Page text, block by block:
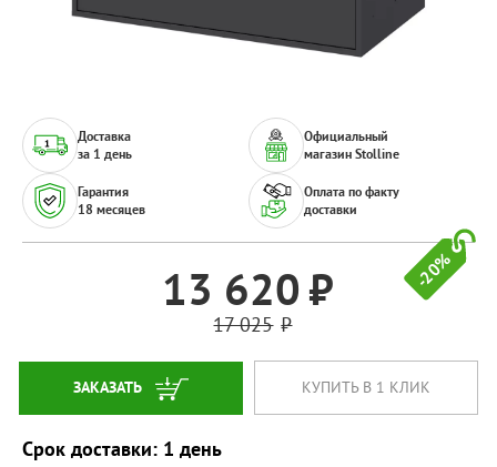
-20%
Доставка
за 1 день
Гарантия
18 месяцев
Официальный
магазин Stolline
Оплата по факту
доставки
13 620
17 025
ЗАКАЗАТЬ КУПИТЬ В 1 КЛИК
Срок доставки: 1 день